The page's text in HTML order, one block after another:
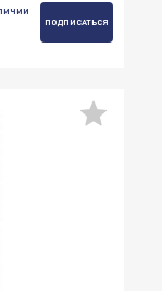
ПОДПИСАТЬСЯ